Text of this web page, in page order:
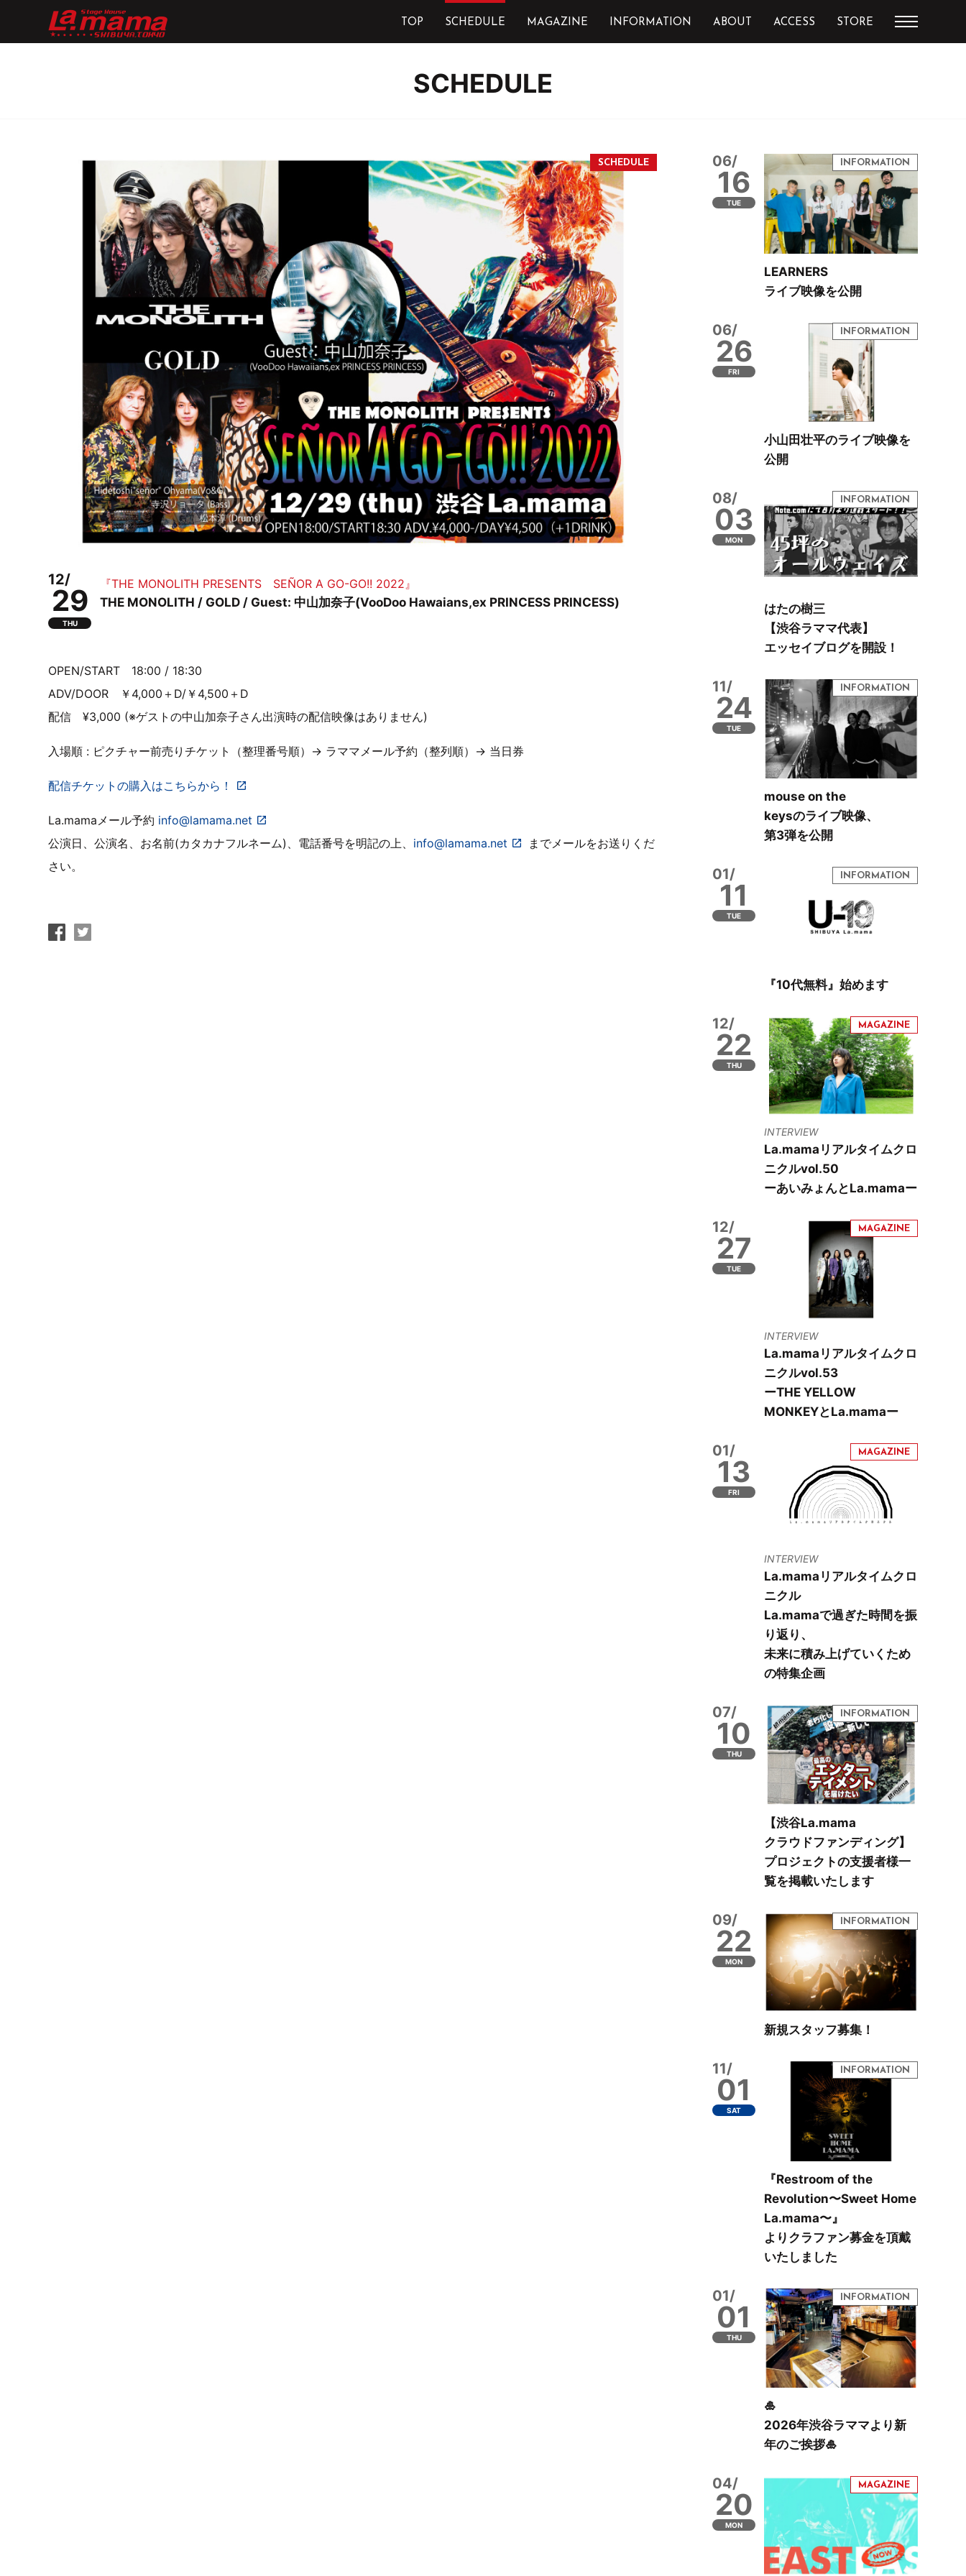
TOP SCHEDULE MAGAZINE INFORMATION ABOUT ACCESS STORE
SCHEDULE
12/
29
THU
『THE MONOLITH PRESENTS SEÑOR A GO-GO!! 2022』
THE MONOLITH / GOLD / Guest: 中山加奈子(VooDoo Hawaians,ex PRINCESS PRINCESS)
OPEN/START 18:00 / 18:30
ADV/DOOR ￥4,000＋D/￥4,500＋D
配信 ¥3,000 (※ゲストの中山加奈子さん出演時の配信映像はありません)
入場順 : ピクチャー前売りチケット（整理番号順）→ ラママメール予約（整列順）→ 当日券
配信チケットの購入はこちらから！
La.mamaメール予約 info@lamama.net
公演日、公演名、お名前(カタカナフルネーム)、電話番号を明記の上、 info@lamama.net
までメールをお送りくだ
さい。
06/
16
TUE
LEARNERS
ライブ映像を公開
06/
26
FRI
小山田壮平のライブ映像を
公開
08/
03
MON
はたの樹三
【渋谷ラママ代表】
エッセイブログを開設！
11/
24
TUE
mouse on the
keysのライブ映像、
第3弾を公開
01/
11
TUE
『10代無料』始めます
12/
22
THU
INTERVIEW
La.mamaリアルタイムクロ
ニクルvol.50
ーあいみょんとLa.mamaー
12/
27
TUE
INTERVIEW
La.mamaリアルタイムクロ
ニクルvol.53
ーTHE YELLOW
MONKEYとLa.mamaー
01/
13
FRI
INTERVIEW
La.mamaリアルタイムクロ
ニクル
La.mamaで過ぎた時間を振
り返り、
未来に積み上げていくため
の特集企画
07/
10
THU
【渋谷La.mama
クラウドファンディング】
プロジェクトの支援者様一
覧を掲載いたします
09/
22
MON
新規スタッフ募集！
11/
01
SAT
『Restroom of the
Revolution〜Sweet Home
La.mama〜』
よりクラファン募金を頂戴
いたしました
01/
01
THU
🎍
2026年渋谷ラママより新
年のご挨拶🎍
04/
20
MON